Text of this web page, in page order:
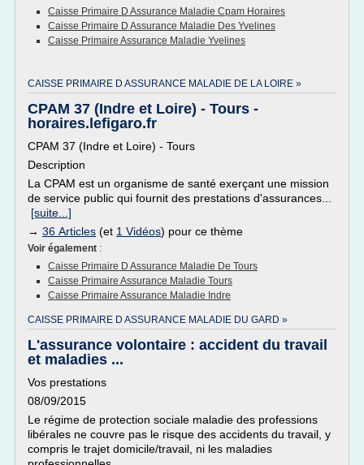
Caisse Primaire D Assurance Maladie Cpam Horaires
Caisse Primaire D Assurance Maladie Des Yvelines
Caisse Primaire Assurance Maladie Yvelines
CAISSE PRIMAIRE D ASSURANCE MALADIE DE LA LOIRE »
CPAM 37 (Indre et Loire) - Tours -
horaires.lefigaro.fr
CPAM 37 (Indre et Loire) - Tours
Description
La CPAM est un organisme de santé exerçant une mission
de service public qui fournit des prestations d'assurances...
[suite...]
→ 36 Articles (et 1 Vidéos) pour ce thème
Voir également :
Caisse Primaire D Assurance Maladie De Tours
Caisse Primaire Assurance Maladie Tours
Caisse Primaire Assurance Maladie Indre
CAISSE PRIMAIRE D ASSURANCE MALADIE DU GARD »
L'assurance volontaire : accident du travail
et maladies ...
Vos prestations
08/09/2015
Le régime de protection sociale maladie des professions
libérales ne couvre pas le risque des accidents du travail, y
compris le trajet domicile/travail, ni les maladies